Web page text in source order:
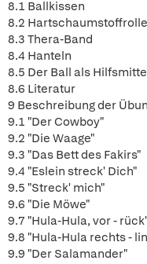
8.1 Ballkissen
8.2 Hartschaumstoffrolle
8.3 Thera-Band
8.4 Hanteln
8.5 Der Ball als
8.6 Literatur
9 Beschreibung der
9.1 "Der Cowboy"
9.2 "Die Waage"
9.3 "Das Bett des Fakirs"
9.4 "Eslein streck' Dich"
9.5 "Streck' mich"
9.6 "Die Möwe"
9.7 "Hula-Hula, vor -
9.8 "Hula-Hula rechts -
9.9 "Der Salamander"